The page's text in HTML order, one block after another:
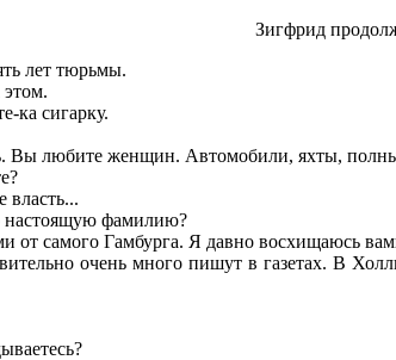
Зигфрид
лет тюрьмы.
ка сигарку.
любите женщин. Автомобили, яхты,
власть...
настоящую фамилию?
от самого Гамбурга. Я давно восхищаюсь
очень много пишут в газетах. В